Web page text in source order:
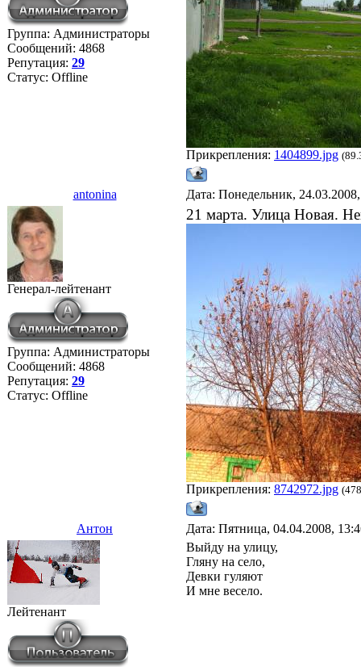
Группа: Администраторы
Сообщений: 4868
Репутация: 29
Статус: Offline
Прикрепления: 1404899.jpg
antonina Дата: Понедельник,
Генерал-лейтенант
Группа: Администраторы
Сообщений: 4868
Репутация: 29
Статус: Offline
21 марта. Улица Новая.
Прикрепления: 8742972.jpg
Антон Дата: Пятница, 04.04.2008,
Лейтенант
Выйду на улицу,
Гляну на село,
Девки гуляют
И мне весело.